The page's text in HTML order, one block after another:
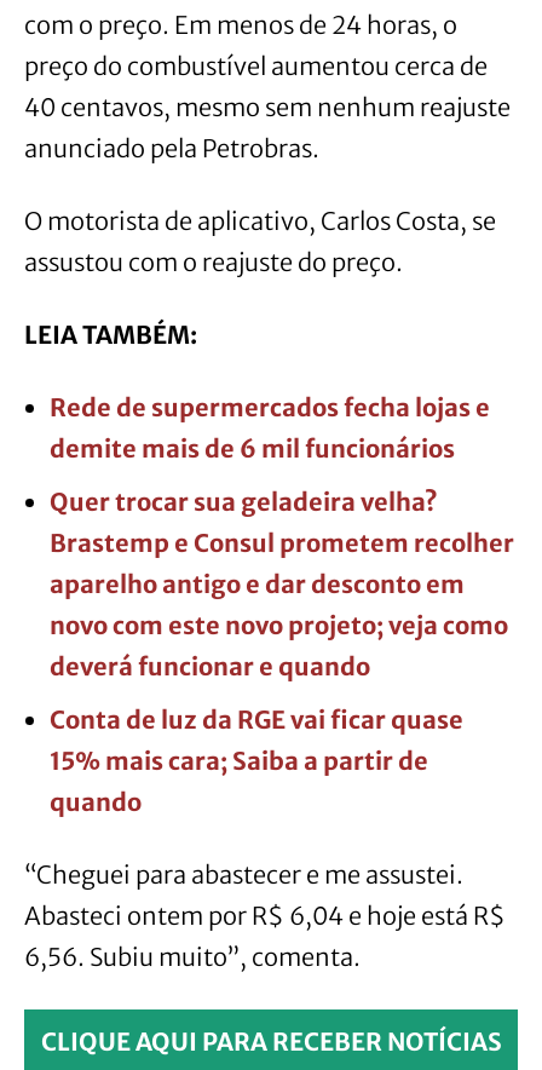
com o preço. Em menos de 24 horas, o
preço do combustível aumentou cerca de
40 centavos, mesmo sem nenhum reajuste
anunciado pela Petrobras.
O motorista de aplicativo, Carlos Costa, se
assustou com o reajuste do preço.
LEIA TAMBÉM:
Rede de supermercados fecha lojas e
demite mais de 6 mil funcionários
Quer trocar sua geladeira velha?
Brastemp e Consul prometem recolher
aparelho antigo e dar desconto em
novo com este novo projeto; veja como
deverá funcionar e quando
Conta de luz da RGE vai ficar quase
15% mais cara; Saiba a partir de
quando
“Cheguei para abastecer e me assustei.
Abasteci ontem por R$ 6,04 e hoje está R$
6,56. Subiu muito”, comenta.
CLIQUE AQUI PARA RECEBER NOTÍCIAS